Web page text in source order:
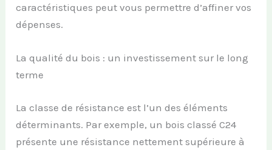
caractéristiques peut vous permettre d’affiner vos
dépenses.
La qualité du bois : un investissement sur le long
terme
La classe de résistance est l’un des éléments
déterminants. Par exemple, un bois classé C24
présente une résistance nettement supérieure à